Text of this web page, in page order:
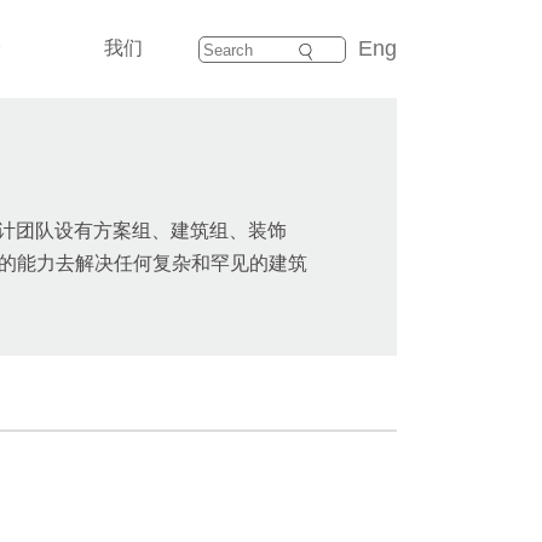
Eng
我们
团队设有方案组、建筑组、装饰
能力去解决任何复杂和罕见的建筑